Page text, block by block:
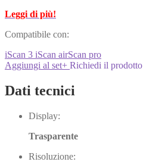
Leggi di più!
Compatibile con:
iScan 3 iScan airScan pro
Aggiungi al set+ Richiedi il prodotto
Dati tecnici
Display:
Trasparente
Risoluzione: